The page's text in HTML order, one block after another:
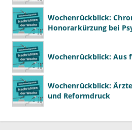
Wochenrückblick:
Honorarkürzung bei
Wochenrückblick: Aus
Wochenrückblick:
und Reformdruck